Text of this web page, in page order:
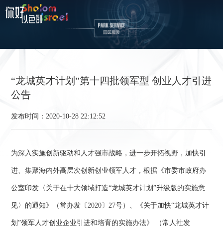
“龙城英才计划”第十四批领军型 创业人才引进
公告
发布时间：2020-10-28 22:12:52
为深入实施创新驱动和人才强市战略，进一步开拓视野，加快引
进、集聚海内外高层次创新创业领军人才，根据《市委市政府办
公室印发〈关于在十大领域打造“龙城英才计划”升级版的实施意
见〉的通知》（常办发〔2020〕27号）、《关于加快“龙城英才计
划”领军人才创业企业引进和培育的实施办法》 （常人社发